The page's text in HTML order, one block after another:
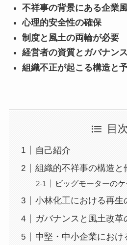
不祥事の背景にある企業
心理的安全性の確保
制度と風土の両輪が必要
経営者の資質とガバナン
組織不正が起こる構造と
目次
自己紹介
組織的不祥事の構造と
ビッグモーターのケ
小林化工における再生
ガバナンスと風土改革
中堅・中小企業におけ